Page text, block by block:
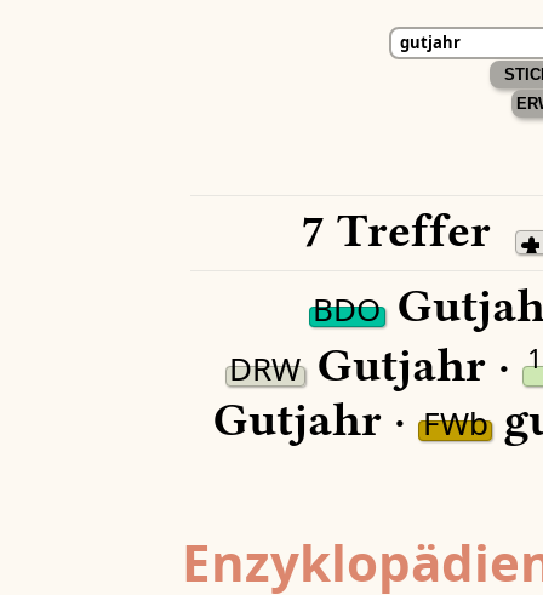
7 Treffer
BDO
DRWGutjahr ·1
Gutjahr ·FWb